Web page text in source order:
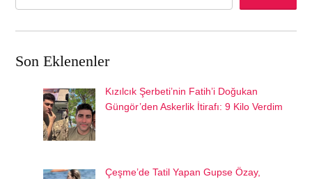
Son Eklenenler
Kızılcık Şerbeti’nin Fatih’i Doğukan
Güngör’den Askerlik İtirafı: 9 Kilo Verdim
Çeşme’de Tatil Yapan Gupse Özay,